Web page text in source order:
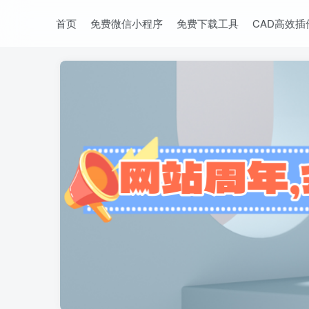
首页 免费微信小程序 免费下载工具 CAD高效插